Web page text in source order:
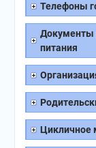
Телефоны
Документы
питания
Цикличное